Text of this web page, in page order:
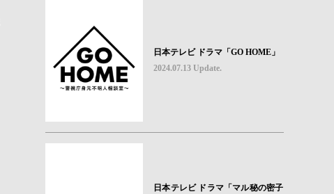
日本テレビ ドラマ「GO HOME」
2024.07.13 Update.
日本テレビ ドラマ「マル秘の密子